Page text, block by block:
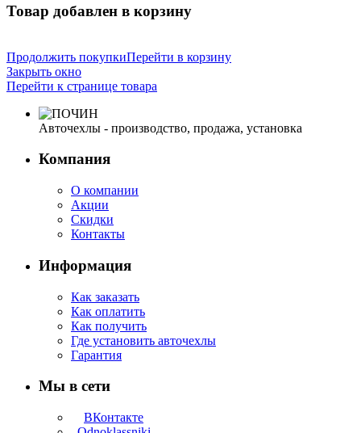
Товар добавлен в корзину
Продолжить покупкиПерейти в корзину
Закрыть окно
Перейти к странице товара
Авточехлы - производство, продажа, установка
Компания
О компании
Акции
Скидки
Контакты
Информация
Как заказать
Как оплатить
Как получить
Где установить авточехлы
Гарантия
Мы в сети
ВКонтакте